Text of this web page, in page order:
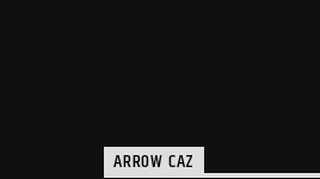
ARROW CAZ